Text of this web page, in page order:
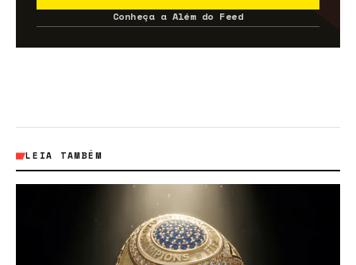
Conheça a Além do Feed
LEIA TAMBÉM